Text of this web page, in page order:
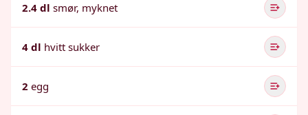
2.4 dl smør, myknet
4 dl hvitt sukker
2 egg